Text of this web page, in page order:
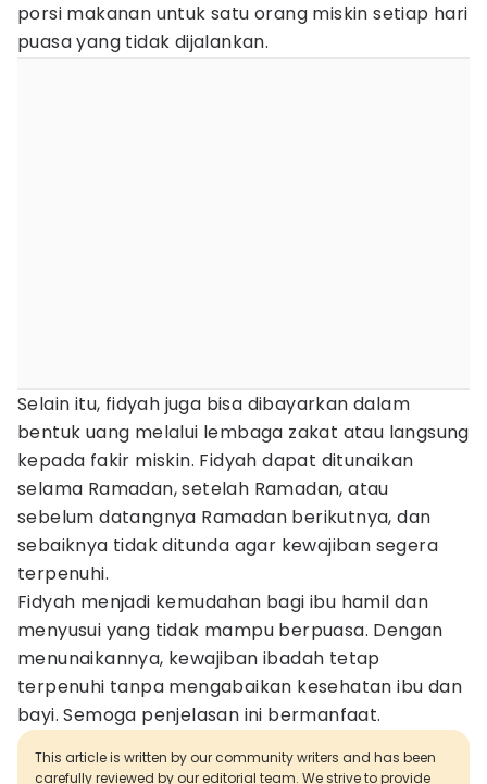
porsi makanan untuk satu orang miskin setiap hari
puasa yang tidak dijalankan.
Selain itu, fidyah juga bisa dibayarkan dalam
bentuk uang melalui lembaga zakat atau langsung
kepada fakir miskin. Fidyah dapat ditunaikan
selama Ramadan, setelah Ramadan, atau
sebelum datangnya Ramadan berikutnya, dan
sebaiknya tidak ditunda agar kewajiban segera
terpenuhi.
Fidyah menjadi kemudahan bagi ibu hamil dan
menyusui yang tidak mampu berpuasa. Dengan
menunaikannya, kewajiban ibadah tetap
terpenuhi tanpa mengabaikan kesehatan ibu dan
bayi. Semoga penjelasan ini bermanfaat.
This article is written by our community writers and has been
carefully reviewed by our editorial team. We strive to provide